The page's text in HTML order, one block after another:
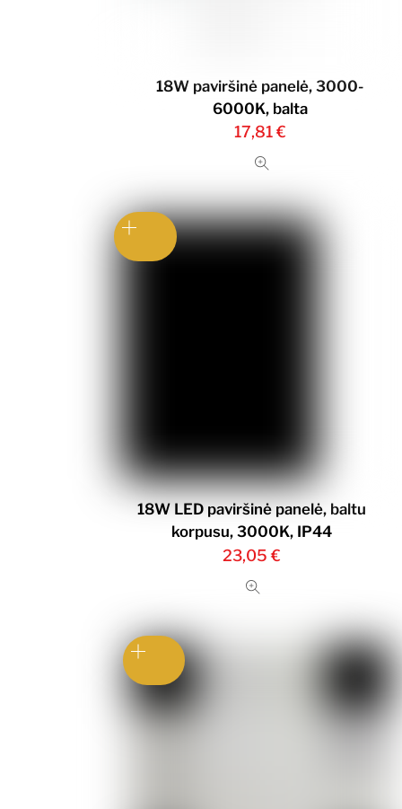
18W paviršinė panelė, 3000-
6000K, balta
17,81€
18W LED paviršinė panelė, baltu
korpusu, 3000K, IP44
23,05 €